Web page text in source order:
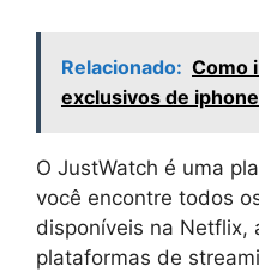
Relacionado: Como
exclusivos de
O JustWatch é uma
você encontre todos
disponíveis na Netflix,
plataformas de